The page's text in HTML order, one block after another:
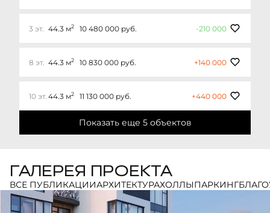
3 эт. 44.3 м2 10 480 000 руб. -210 000
8 эт. 44.3 м2 10 830 000 руб. +140 000
10 эт. 44.3 м2 11 130 000 руб. +440 000
Показать еще 5 объектов
ГАЛЕРЕЯ ПРОЕКТА
ВСЕ ПУБЛИКАЦИИАРХИТЕКТУРАХОЛЛЫПАРКИНГ